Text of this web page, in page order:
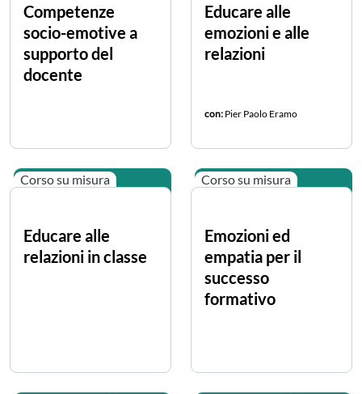
Competenze
socio-emotive a
supporto del
docente
Educare alle
emozioni e alle
relazioni
con: Pier Paolo Eramo
Corso su misura
Educare alle
relazioni in classe
Corso su misura
Emozioni ed
empatia per il
successo
formativo